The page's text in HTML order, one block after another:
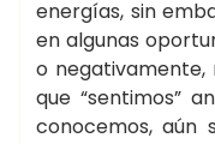
energías, sin
en algunas
o negativamente,
que “sentimos”
conocemos, aún